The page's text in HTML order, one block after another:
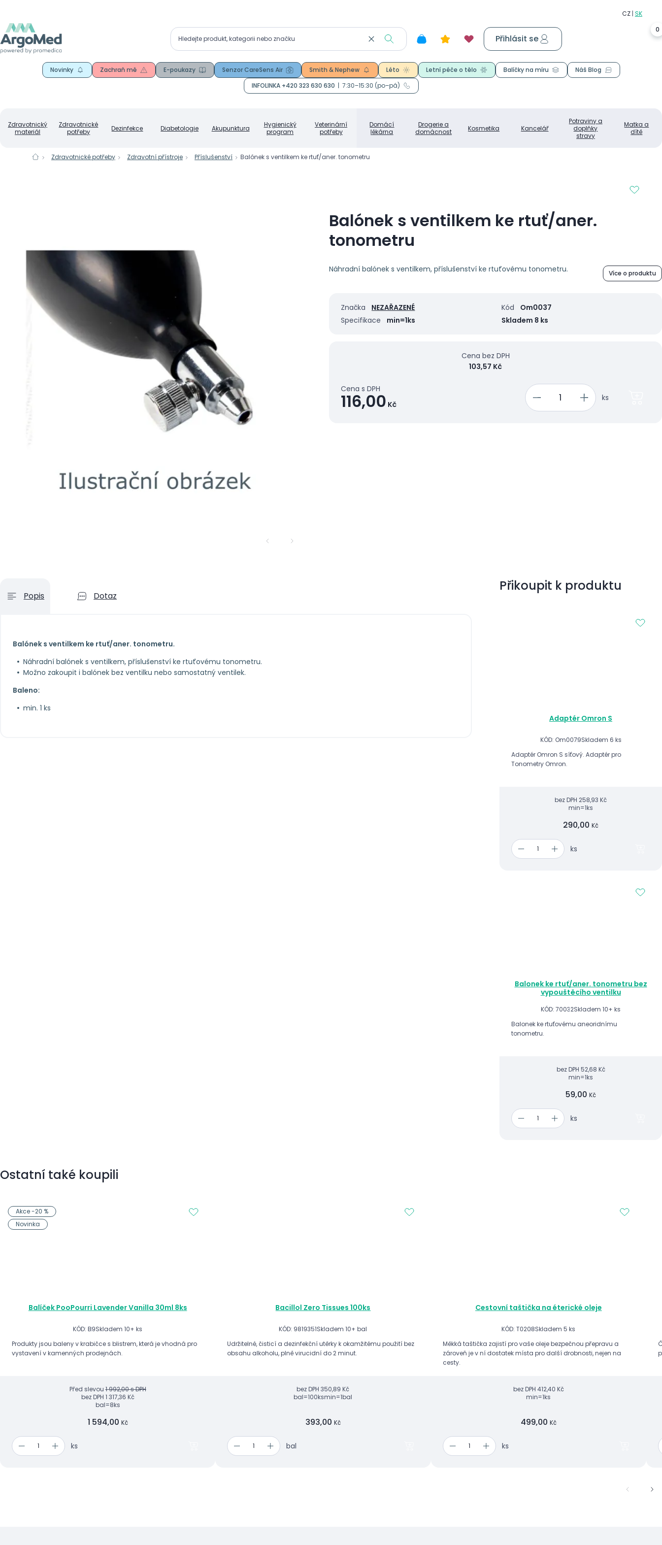
Zdravotnický
materiál
Zdravotnické
potřeby
Dezinfekce Diabetologie Akupunktura
Hygienický
program
Veterinární
potřeby
Domácí
lékárna
Drogerie a
domácnost
Kosmetika Kancelář
Potraviny a
doplňky
stravy
Matka a
dítě
0
Přihlásit se
Novinky Zachraň mě E-poukazy Senzor CareSens Air Smith & Nephew Léto Letní péče o tělo Balíčky na míru
Náš Blog
INFOLINKA +420 323 630 630
7:30–15:30 (po–pá)
Zdravotnické potřeby Zdravotní přístroje Příslušenství Balónek s ventilkem ke rtuť/aner. tonometru
Balónek s ventilkem ke rtuť/aner.
tonometru
Náhradní balónek s ventilkem, příslušenství ke rtuťovému tonometru. Více o produktu
Značka NEZAŘAZENÉ Kód
Om0037
Specifikace
min=1ks Skladem 8 ks
Cena s DPH
116,00 Kč
Cena bez DPH
103,57 Kč
ks
Popis Dotaz
Balónek s ventilkem ke rtuť/aner. tonometru.
Náhradní balónek s ventilkem, příslušenství ke rtuťovému tonometru.
Možno zakoupit i balónek bez ventilku nebo samostatný ventilek.
Baleno:
min. 1 ks
Přikoupit k produktu
Adaptér Omron S
KÓD: Om0079Skladem 6 ks
Adaptér Omron S síťový. ​Adaptér pro
Tonometry Omron.
bez DPH 258,93 Kč
min=1ks
290,00 Kč
ks
Balonek ke rtuť/aner. tonometru bez
vypouštěcího ventilku
KÓD: 70032Skladem 10+ ks
Balonek ke rtuťovému aneoridnímu
tonometru.
bez DPH 52,68 Kč
min=1ks
59,00 Kč
ks
Ostatní také koupili
Balíček PooPourri Lavender Vanilla 30ml 8ks
KÓD: B9Skladem 10+ ks
Produkty jsou baleny v krabičce s blistrem, která je vhodná pro
vystavení v kamenných prodejnách.
Před slevou1 992,00 s DPH
bez DPH 1 317,36 Kč
bal=8ks
1 594,00 Kč
ks
Akce -20 %
Novinka
Bacillol Zero Tissues 100ks
KÓD: 9819351Skladem 10+ bal
Udržitelné, čisticí a dezinfekční utěrky k okamžitému použití bez
obsahu alkoholu, plně virucidní do 2 minut.
bez DPH 350,89 Kč
bal=100ksmin=1bal
393,00 Kč
bal
Cestovní taštička na éterické oleje
KÓD: T0208Skladem 5 ks
Měkká taštička zajistí pro vaše oleje bezpečnou přepravu a
zároveň je v ní dostatek místa pro další drobnosti, nejen na
cesty.
bez DPH 412,40 Kč
min=1ks
499,00 Kč
ks